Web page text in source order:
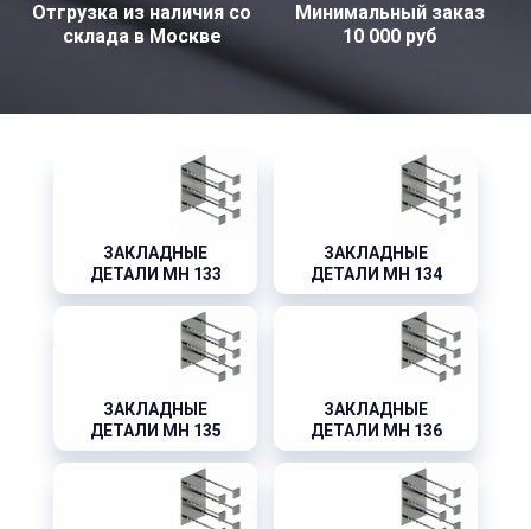
Отгрузка из наличия со
склада вМоскве
Минимальный заказ
10 000 руб
ЗАКЛАДНЫЕ
ДЕТАЛИ МН 133
ЗАКЛАДНЫЕ
ДЕТАЛИ МН 134
ЗАКЛАДНЫЕ
ДЕТАЛИ МН 135
ЗАКЛАДНЫЕ
ДЕТАЛИ МН 136